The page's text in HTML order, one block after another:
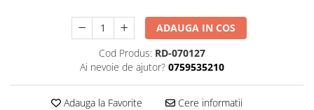
ADAUGA IN COS
Cod Produs: RD-070127
Ai nevoie de ajutor? 0759535210
Adauga la Favorite Cere informatii